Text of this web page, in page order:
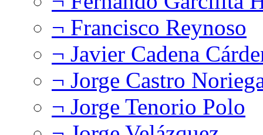
¬ Francisco Reynoso
¬ Javier Cadena
¬ Jorge Castro
¬ Jorge Tenorio Polo